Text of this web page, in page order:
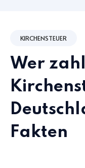
KIRCHENSTEUER
Wer
Fakten